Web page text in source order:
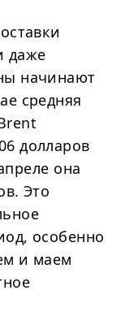
даже
начинают
средняя
долларов
она
Это
особенно
и маем